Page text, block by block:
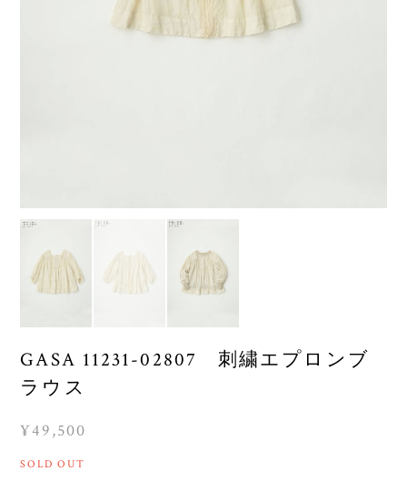
GASA 11231-02807 刺繍エプロンブ
ラウス
¥49,500
SOLD OUT